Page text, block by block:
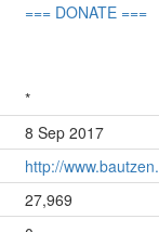
=== DONATE ===
*
8 Sep 2017
http://
27,969